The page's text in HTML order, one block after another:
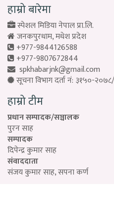
हाम्रो बारेमा
स्पेशल मिडिया नेपाल प्रा.लि.
जनकपुरधाम, मधेश प्रदेश
+977-9844126588
+977-9807672844
spkhabarjnk@gmail.com
सूचना विभाग दर्ता नं: ३१५०-
हाम्रो टीम
प्रधान सम्पादक/सञ्चालक
पुरन साह
सम्पादक
दिपेन्द्र कुमार साह
संवाददाता
संजय कुमार साह, सपना कर्ण